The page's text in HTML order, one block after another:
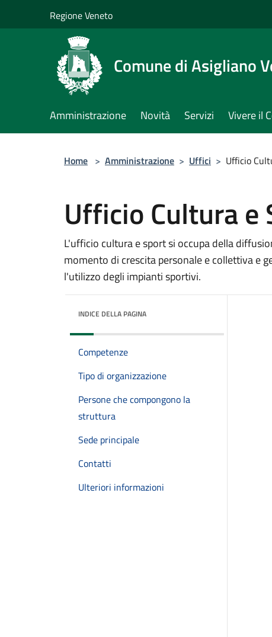
Regione Veneto
Comune di Asigliano
Amministrazione Novità Servizi Vivere il
Home > Amministrazione > Uffici > Ufficio
Ufficio Cultura e
L'ufficio cultura e sport si occupa della
momento di crescita personale e collettiva e
l'utilizzo degli impianti sportivi.
INDICE DELLA PAGINA
Competenze
Tipo di organizzazione
Persone che compongono la
struttura
Sede principale
Contatti
Ulteriori informazioni